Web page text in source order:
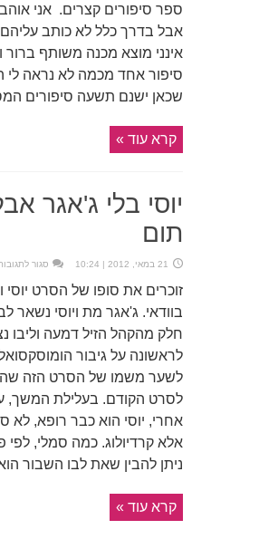
ספר סיפורים קצרים. אני
אבל בדרך כלל לא כותב עליהם
אינני מוצא מכנה משותף ברור
סיפור אחד מכמה לא נראה לי
שכאן ישנם תשעה סיפורים
קרא עוד »
יוסי בלי ג'אגר
תום
21 במאי, 2012 | 10:24 סגור
זוכרים את סופו של הסרט יוסי
בוודאי. ג'אגר מת ויוסי נשאר
חלק מהקהל הזיל דמעה וליבו
לראשונה על גיבור
לשער משמו של הסרט הזה
לסרט הקודם. בעלילת המשך,
אחרי, יוסי הוא כבר רופא, לא
אלא קרדיולוג. כמה סמלי, לפי
ניתן להבין שאת לבו השבור
קרא עוד »